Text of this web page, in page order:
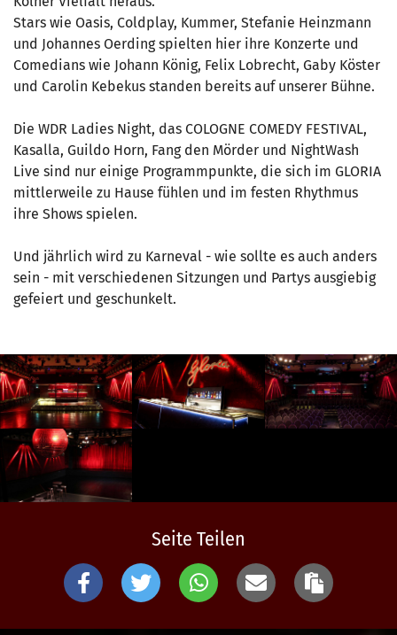
Stars wie Oasis, Coldplay, Kummer, Stefanie Heinzmann
und Johannes Oerding spielten hier ihre Konzerte und
Comedians wie Johann König, Felix Lobrecht, Gaby Köster
und Carolin Kebekus standen bereits auf unserer Bühne.
Die WDR Ladies Night, das COLOGNE COMEDY FESTIVAL,
Kasalla, Guildo Horn, Fang den Mörder und NightWash
Live sind nur einige Programmpunkte, die sich im GLORIA
mittlerweile zu Hause fühlen und im festen Rhythmus
ihre Shows spielen.
Und jährlich wird zu Karneval - wie sollte es auch anders
sein - mit verschiedenen Sitzungen und Partys ausgiebig
gefeiert und geschunkelt.
Seite Teilen